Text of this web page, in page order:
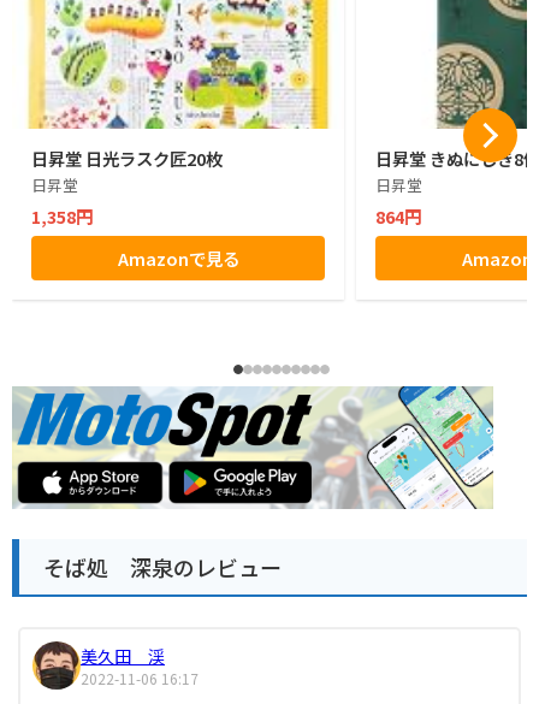
日昇堂 日光ラスク匠20枚
日昇堂
1,358円
Amazonで見る
日昇堂 きぬにしき8個
日昇堂
864円
Amazon
そば処 深泉のレビュー
美久田 渓
2022-11-06 16:17